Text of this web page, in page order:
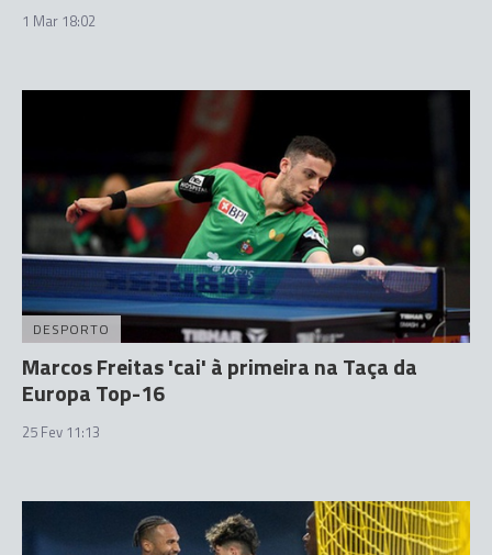
1 Mar 18:02
DESPORTO
Marcos Freitas 'cai' à primeira na Taça da
Europa Top-16
25 Fev 11:13